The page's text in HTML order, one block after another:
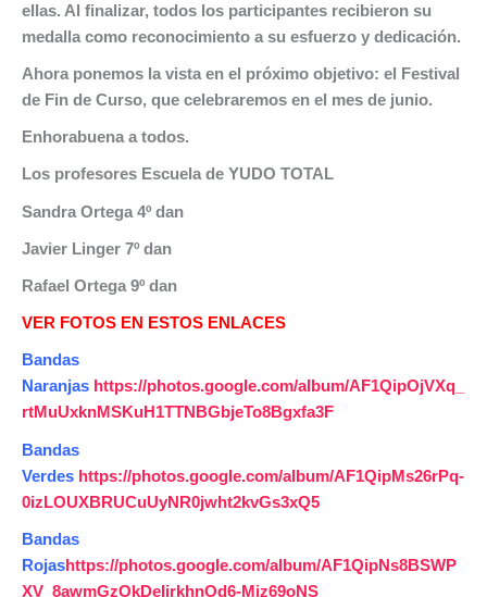
ellas. Al finalizar, todos los participantes recibieron su
medalla como reconocimiento a su esfuerzo y dedicación.
Ahora ponemos la vista en el próximo objetivo: el Festival
de Fin de Curso, que celebraremos en el mes de junio.
Enhorabuena a todos.
Los profesores Escuela de YUDO TOTAL
Sandra Ortega 4º dan
Javier Linger 7º dan
Rafael Ortega 9º dan
VER FOTOS EN ESTOS ENLACES
Bandas
Naranjas https://photos.google.com/album/AF1QipOjVXq_
rtMuUxknMSKuH1TTNBGbjeTo8Bgxfa3F
Bandas
Verdes https://photos.google.com/album/AF1QipMs26rPq-
0izLOUXBRUCuUyNR0jwht2kvGs3xQ5
Bandas
Rojashttps://photos.google.com/album/AF1QipNs8BSWP
XV_8awmGzOkDeIirkhnOd6-Miz69oNS